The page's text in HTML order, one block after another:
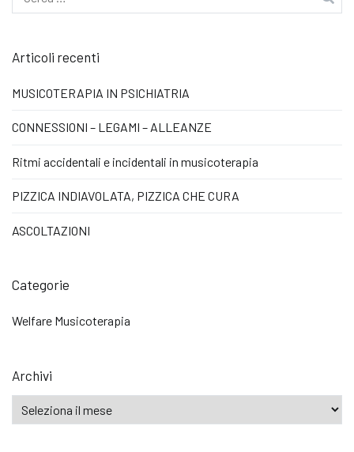
per:
Articoli recenti
MUSICOTERAPIA IN PSICHIATRIA
CONNESSIONI – LEGAMI – ALLEANZE
Ritmi accidentali e incidentali in musicoterapia
PIZZICA INDIAVOLATA, PIZZICA CHE CURA
ASCOLTAZIONI
Categorie
Welfare Musicoterapia
Archivi
Archivi